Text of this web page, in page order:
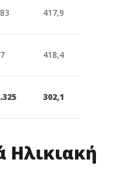
417,9
418,4
302,1
Ηλικιακή